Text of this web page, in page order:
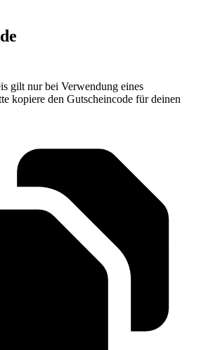
gilt nur bei Verwendung eines
kopiere den Gutscheincode für deinen